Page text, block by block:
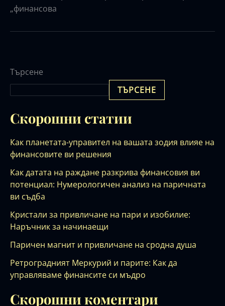
„финансова
Търсене
ТЪРСЕНЕ
Скорошни статии
Как планетата-управител на вашата зодия влияе на
финансовите ви решения
Как датата на раждане разкрива финансовия ви
потенциал: Нумерологичен анализ на паричната
ви съдба
Кристали за привличане на пари и изобилие:
Наръчник за начинаещи
Паричен магнит и привличане на сродна душа
Ретроградният Меркурий и парите: Как да
управляваме финансите си мъдро
Скорошни коментари